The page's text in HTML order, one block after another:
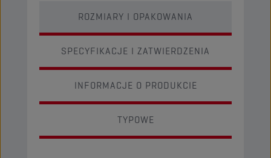
ROZMIARY I OPAKOWANIA
SPECYFIKACJE I ZATWIERDZENIA
INFORMACJE O PRODUKCIE
TYPOWE